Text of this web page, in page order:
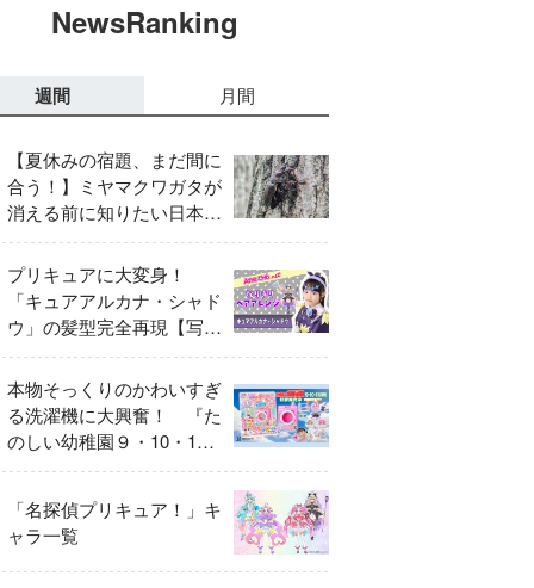
NewsRanking
週間 月間
【夏休みの宿題、まだ間に
合う！】ミヤマクワガタが
消える前に知りたい日本の
異変
プリキュアに大変身！
「キュアアルカナ・シャド
ウ」の髪型完全再現【写真
解説付き】
本物そっくりのかわいすぎ
る洗濯機に大興奮！ 『た
のしい幼稚園９・10・11
月号』だけのオリジナル付
せんたくき」
「名探偵プリキュア！」キ
ャラ一覧